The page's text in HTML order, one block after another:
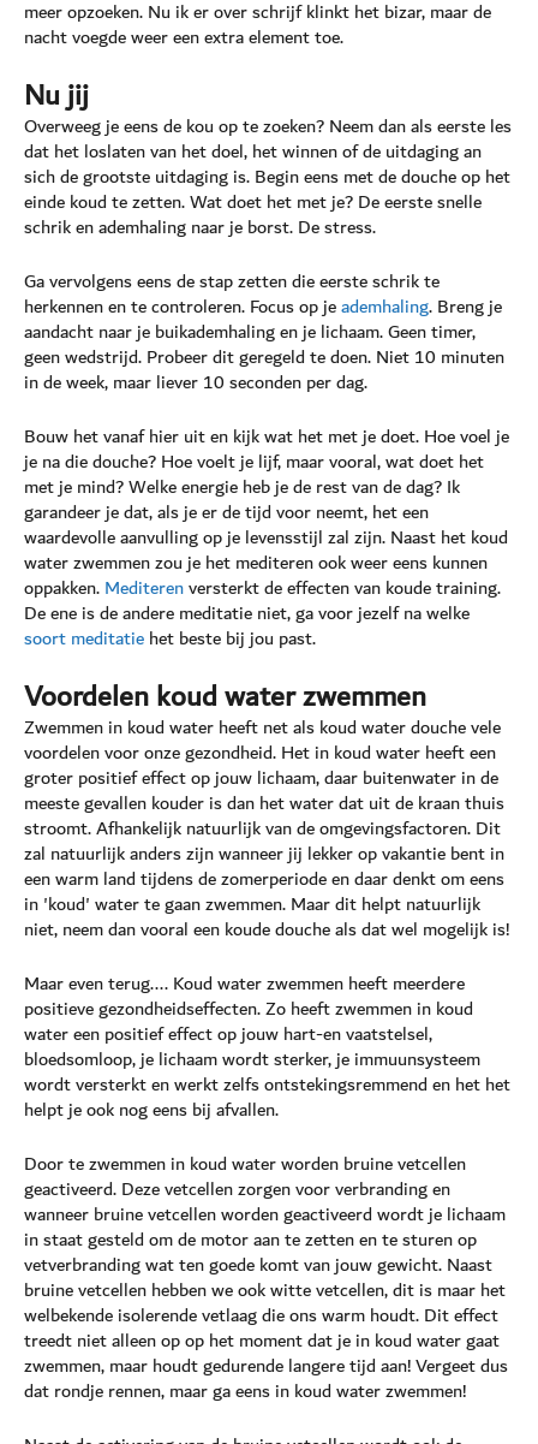
meer opzoeken. Nu ik er over schrijf klinkt het bizar, maar de
nacht voegde weer een extra element toe.
Nu jij
Overweeg je eens de kou op te zoeken? Neem dan als eerste les
dat het loslaten van het doel, het winnen of de uitdaging an
sich de grootste uitdaging is. Begin eens met de douche op het
einde koud te zetten. Wat doet het met je? De eerste snelle
schrik en ademhaling naar je borst. De stress.
Ga vervolgens eens de stap zetten die eerste schrik te
herkennen en te controleren. Focus op jeademhaling. Breng je
aandacht naar je buikademhaling en je lichaam. Geen timer,
geen wedstrijd. Probeer dit geregeld te doen. Niet 10 minuten
in de week, maar liever 10 seconden per dag.
Bouw het vanaf hier uit en kijk wat het met je doet. Hoe voel je
je na die douche? Hoe voelt je lijf, maar vooral, wat doet het
met je mind? Welke energie heb je de rest van de dag? Ik
garandeer je dat, als je er de tijd voor neemt, het een
waardevolle aanvulling op je levensstijl zal zijn. Naast het koud
water zwemmen zou je het mediteren ook weer eens kunnen
oppakken.Mediterenversterkt de effecten van koude training.
De ene is de andere meditatie niet, ga voor jezelf na welke
soort meditatiehet beste bij jou past.
Voordelen koud water zwemmen
Zwemmen in koud water heeft net als koud water douche vele
voordelen voor onze gezondheid. Het in koud water heeft een
groter positief effect op jouw lichaam, daar buitenwater in de
meeste gevallen kouder is dan het water dat uit de kraan thuis
stroomt. Afhankelijk natuurlijk van de omgevingsfactoren. Dit
zal natuurlijk anders zijn wanneer jij lekker op vakantie bent in
een warm land tijdens de zomerperiode en daar denkt om eens
in 'koud' water te gaan zwemmen. Maar dit helpt natuurlijk
niet, neem dan vooral een koude douche als dat wel mogelijk is!
Maar even terug.... Koud water zwemmen heeft meerdere
positieve gezondheidseffecten. Zo heeft zwemmen in koud
water een positief effect op jouw hart-en vaatstelsel,
bloedsomloop, je lichaam wordt sterker, je immuunsysteem
wordt versterkt en werkt zelfs ontstekingsremmend en het het
helpt je ook nog eens bij afvallen.
Door te zwemmen in koud water worden bruine vetcellen
geactiveerd. Deze vetcellen zorgen voor verbranding en
wanneer bruine vetcellen worden geactiveerd wordt je lichaam
in staat gesteld om de motor aan te zetten en te sturen op
vetverbranding wat ten goede komt van jouw gewicht. Naast
bruine vetcellen hebben we ook witte vetcellen, dit is maar het
welbekende isolerende vetlaag die ons warm houdt. Dit effect
treedt niet alleen op op het moment dat je in koud water gaat
zwemmen, maar houdt gedurende langere tijd aan! Vergeet dus
dat rondje rennen, maar ga eens in koud water zwemmen!